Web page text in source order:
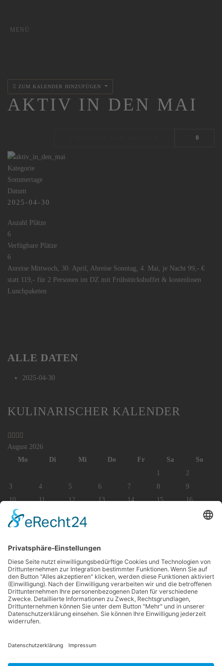
MENÜ
ZUM KALENDER HINZUFÜGEN
AKTIV IN DEN MAI
0
Kategorie
Sommertage
Datum
2025-04-30
Anzahl Plätze
6
Verfügbare Plätze
6
Anreise Mittwoch, 30. April, Abreise Sonntag, 4. Mai, je Nacht 99,- €
statt 119,- für 2 Personen im DZ mit Frühstücksbuffet & kostenlosen
Lunchpaketen
ALLE DATEN
2025-04-30
KULINARISCHER KALENDER
JahrMonat
Jahr
Monat
August 2026
Mo
Di Mi Do Fr Sa
So
1
2
3
4 5 6 7 8
9
10
11 12 13 14 15
16
17
24
25 26
Impressum
Datenschutz